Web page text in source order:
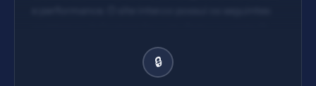
Referrer-Policy ausente 3) Permissions-Policy
ausente 4) Title com 25 caracteres (ideal: 30-60).
🔒